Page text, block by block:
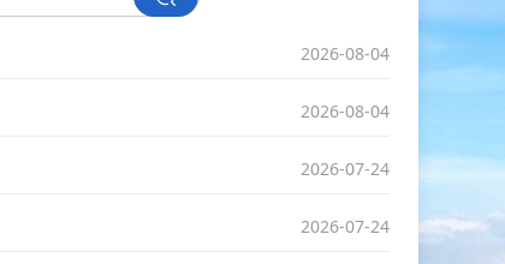
2026-08-04
2026-08-04
2026-07-24
2026-07-24